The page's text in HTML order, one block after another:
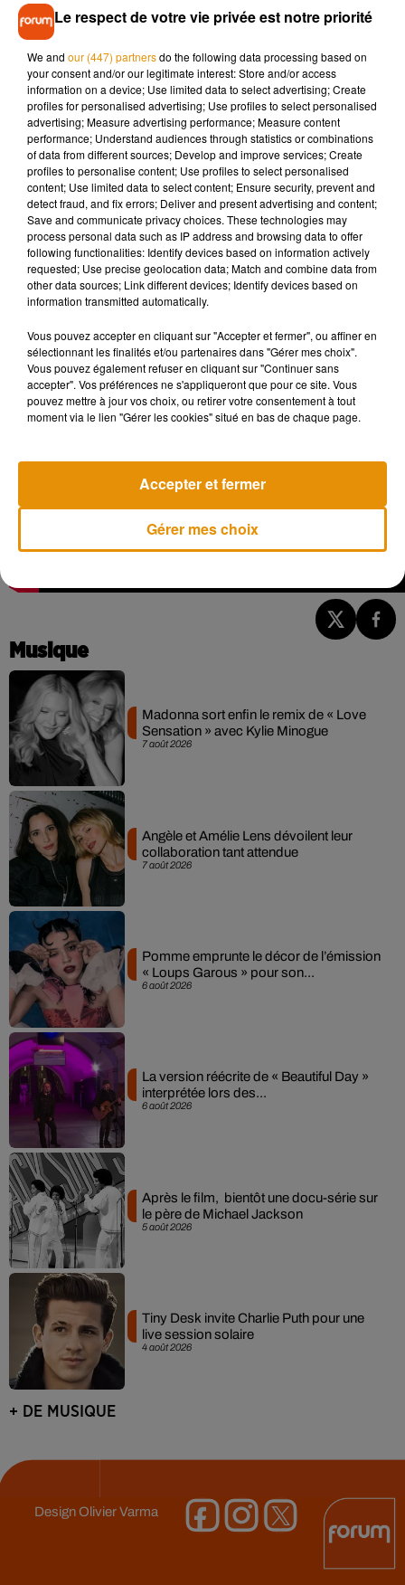
l’un des looks les plus emblématiques de Robbie, le
survêtement rouge qu’il portait au festival de Glastonbury en
1995, à l’apogée de l’ère Britpop, dans une mise en abyme
où l’image semble se recouvrir elle-même.
Une tournée pour l'été 2026
Pour accompagner cette sortie, Robbie Williams donnera
une série de quatre concerts intimistes, dont un passage très
attendu à la Brixton Academy de Londres, entre le 4 et le 9
février. Plusieurs dates sont ensuite déjà programmées pour
l’été 2026 en Europe. En revanche, aucun passage par la
France n’est prévu pour le moment.
Musique
7 août 2026
Madonna sort enfin le remix de « Love
Sensation » avec Kylie Minogue
7 août 2026
Angèle et Amélie Lens dévoilent leur
collaboration tant attendue
6 août 2026
Pomme emprunte le décor de l’émission
« Loups Garous » pour son...
6 août 2026
La version réécrite de « Beautiful Day »
interprétée lors des...
5 août 2026
Après le film, bientôt une docu-série sur
le père de Michael Jackson
4 août 2026
Tiny Desk invite Charlie Puth pour une
live session solaire
+ DE MUSIQUE
DesignOlivier Varma
Le respect de votre vie privée est notre priorité
We and our (447) partnersdo the following data processing based on
your consent and/or our legitimate interest: Store and/or access
information on a device; Use limited data to select advertising; Create
profiles for personalised advertising; Use profiles to select personalised
advertising; Measure advertising performance; Measure content
performance; Understand audiences through statistics or combinations
of data from different sources; Develop and improve services; Create
profiles to personalise content; Use profiles to select personalised
content; Use limited data to select content; Ensure security, prevent and
detect fraud, and fix errors; Deliver and present advertising and content;
Save and communicate privacy choices. These technologies may
process personal data such as IP address and browsing data to offer
following functionalities: Identify devices based on information actively
requested; Use precise geolocation data; Match and combine data from
other data sources; Link different devices; Identify devices based on
information transmitted automatically.
Vous pouvez accepter en cliquant sur "Accepter et fermer", ou affiner en
sélectionnant les finalités et/ou partenaires dans "Gérer mes choix".
Vous pouvez également refuser en cliquant sur "Continuer sans
accepter". Vos préférences ne s'appliqueront que pour ce site. Vous
pouvez mettre à jour vos choix, ou retirer votre consentement à tout
moment via le lien "Gérer les cookies" situé en bas de chaque page.
Gérer mes choix
Accepter et fermer